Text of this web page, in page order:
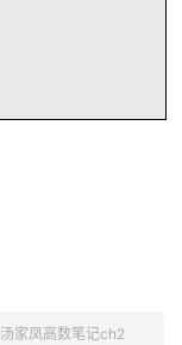
汤家凤高数笔记ch2